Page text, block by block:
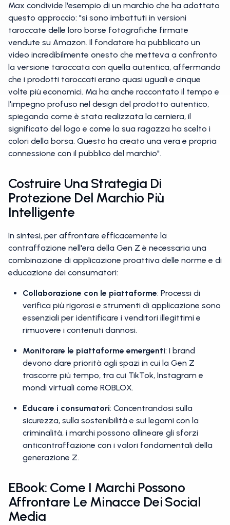
Max condivide l'esempio di un marchio che ha adottato
questo approccio: "si sono imbattuti in versioni
taroccate delle loro borse fotografiche firmate
vendute su Amazon. Il fondatore ha pubblicato un
video incredibilmente onesto che metteva a confronto
la versione taroccata con quella autentica, affermando
che i prodotti taroccati erano quasi uguali e cinque
volte più economici. Ma ha anche raccontato il tempo e
l'impegno profuso nel design del prodotto autentico,
spiegando come è stata realizzata la cerniera, il
significato del logo e come la sua ragazza ha scelto i
colori della borsa. Questo ha creato una vera e propria
connessione con il pubblico del marchio".
Costruire Una Strategia Di
Protezione Del Marchio Più
Intelligente
In sintesi, per affrontare efficacemente la
contraffazione nell'era della Gen Z è necessaria una
combinazione di applicazione proattiva delle norme e di
educazione dei consumatori:
Collaborazione con le piattaforme: Processi di
verifica più rigorosi e strumenti di applicazione sono
essenziali per identificare i venditori illegittimi e
rimuovere i contenuti dannosi.
Monitorare le piattaforme emergenti: I brand
devono dare priorità agli spazi in cui la Gen Z
trascorre più tempo, tra cui TikTok, Instagram e
mondi virtuali come ROBLOX.
Educare i consumatori: Concentrandosi sulla
sicurezza, sulla sostenibilità e sui legami con la
criminalità, i marchi possono allineare gli sforzi
anticontraffazione con i valori fondamentali della
generazione Z.
EBook: Come I Marchi Possono
Affrontare Le Minacce Dei Social
Media